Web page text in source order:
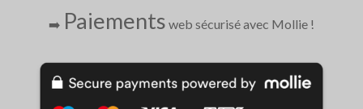
b
o
e
r
t
a
g
a
m
u
b
d
n
o
k
➡️ Paiements web sécurisé avec Mollie !